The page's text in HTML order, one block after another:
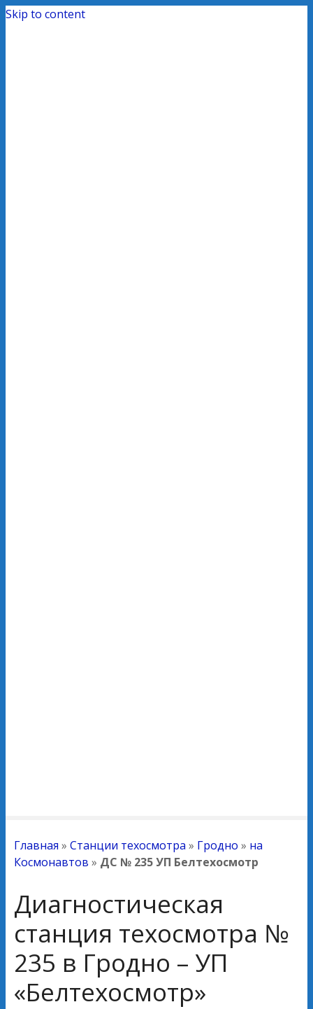
Skip to content
Главная » Станции техосмотра » Гродно » на
Космонавтов » ДС № 235 УП Белтехосмотр
Диагностическая
станция техосмотра №
235 в Гродно – УП
«Белтехосмотр»